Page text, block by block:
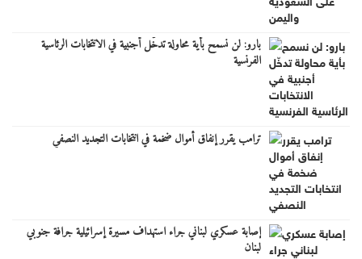
بارو: لن نسمح بأية محاولة تدخّل أجنبية في الانتخابات الرئاسية
الفرنسية
ترامب يقرر إنفاق أموال ضخمة في انتخابات التجديد النصفي
إصابة عسكري لبناني جراء استهداف مسيرة إسرائيلية جرافة جنوبي
لبنان